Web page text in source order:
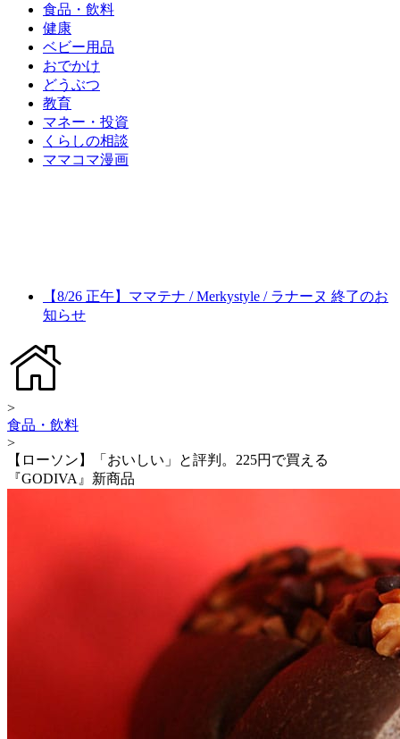
食品・飲料
健康
ベビー用品
おでかけ
どうぶつ
教育
マネー・投資
くらしの相談
ママコマ漫画
【8/26 正午】ママテナ / Merkystyle / ラナーヌ 終了のお
知らせ
>
食品・飲料
>
【ローソン】「おいしい」と評判。225円で買える
『GODIVA』新商品